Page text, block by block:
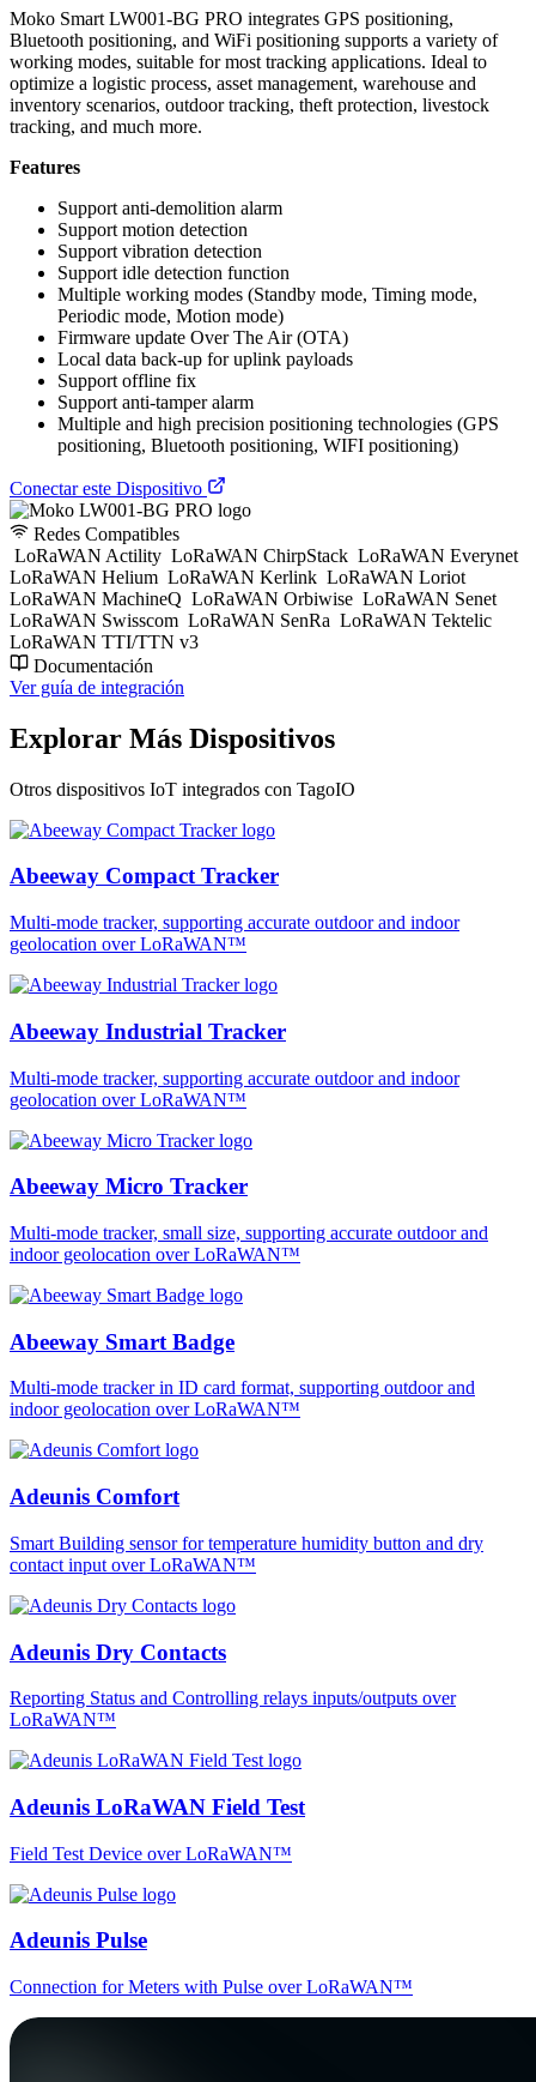
Moko Smart LW001-BG PRO integrates GPS positioning,
Bluetooth positioning, and WiFi positioning supports a variety of
working modes, suitable for most tracking applications. Ideal to
optimize a logistic process, asset management, warehouse and
inventory scenarios, outdoor tracking, theft protection, livestock
tracking, and much more.
Features
Support anti-demolition alarm
Support motion detection
Support vibration detection
Support idle detection function
Multiple working modes (Standby mode, Timing mode,
Periodic mode, Motion mode)
Firmware update Over The Air (OTA)
Local data back-up for uplink payloads
Support offline fix
Support anti-tamper alarm
Multiple and high precision positioning technologies (GPS
positioning, Bluetooth positioning, WIFI positioning)
Conectar este Dispositivo
Redes Compatibles
LoRaWAN Actility LoRaWAN ChirpStack LoRaWAN Everynet
LoRaWAN Helium LoRaWAN Kerlink LoRaWAN Loriot
LoRaWAN MachineQ LoRaWAN Orbiwise LoRaWAN Senet
LoRaWAN Swisscom LoRaWAN SenRa LoRaWAN Tektelic
LoRaWAN TTI/TTN v3
Documentación
Ver guía de integración
Explorar Más Dispositivos
Otros dispositivos IoT integrados con TagoIO
Abeeway Compact Tracker
Multi-mode tracker, supporting accurate outdoor and indoor
geolocation over LoRaWAN™
Abeeway Industrial Tracker
Multi-mode tracker, supporting accurate outdoor and indoor
geolocation over LoRaWAN™
Abeeway Micro Tracker
Multi-mode tracker, small size, supporting accurate outdoor and
indoor geolocation over LoRaWAN™
Abeeway Smart Badge
Multi-mode tracker in ID card format, supporting outdoor and
indoor geolocation over LoRaWAN™
Adeunis Comfort
Smart Building sensor for temperature humidity button and dry
contact input over LoRaWAN™
Adeunis Dry Contacts
Reporting Status and Controlling relays inputs/outputs over
LoRaWAN™
Adeunis LoRaWAN Field Test
Field Test Device over LoRaWAN™
Adeunis Pulse
Connection for Meters with Pulse over LoRaWAN™